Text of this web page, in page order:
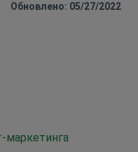
Обновлено: 05/27/2022
маркетинга